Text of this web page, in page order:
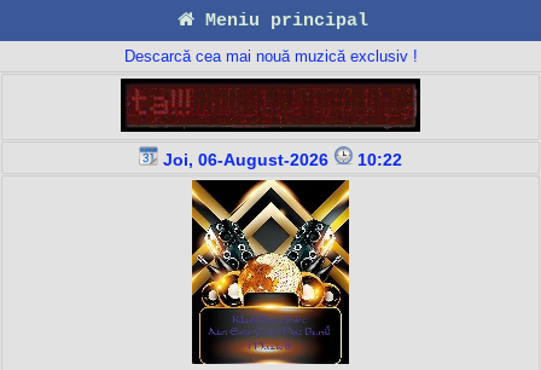
Meniu principal
Descarcă cea mai nouă muzică exclusiv !
Joi, 06-August-2026 10:22